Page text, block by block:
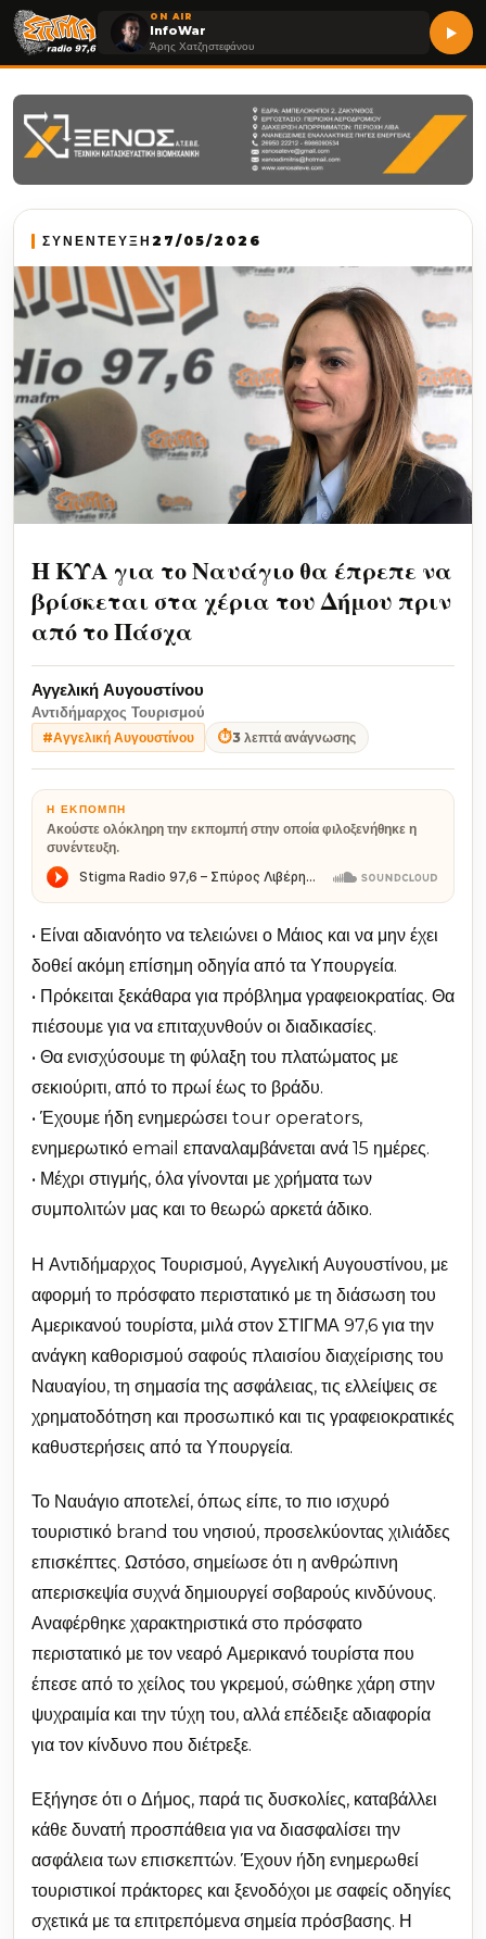
ON AIR
InfoWar
Άρης Χατζηστεφάνου
ΣΥΝΕΝΤΕΥΞΗ 27/05/2026
Η ΚΥΑ για το Ναυάγιο θα έπρεπε να
βρίσκεται στα χέρια του Δήμου πριν
από το Πάσχα
Αγγελική Αυγουστίνου
Αντιδήμαρχος Τουρισμού
#Αγγελική Αυγουστίνου ⏱3 λεπτά ανάγνωσης
Η ΕΚΠΟΜΠΉ
Ακούστε ολόκληρη την εκπομπή στην οποία φιλοξενήθηκε η
συνέντευξη.
• Είναι αδιανόητο να τελειώνει ο Μάιος και να μην έχει
δοθεί ακόμη επίσημη οδηγία από τα Υπουργεία.
• Πρόκειται ξεκάθαρα για πρόβλημα γραφειοκρατίας. Θα
πιέσουμε για να επιταχυνθούν οι διαδικασίες.
• Θα ενισχύσουμε τη φύλαξη του πλατώματος με
σεκιούριτι, από το πρωί έως το βράδυ.
• Έχουμε ήδη ενημερώσει tour operators,
ενημερωτικό email επαναλαμβάνεται ανά 15 ημέρες.
• Μέχρι στιγμής, όλα γίνονται με χρήματα των
συμπολιτών μας και το θεωρώ αρκετά άδικο.
Η Αντιδήμαρχος Τουρισμού, Αγγελική Αυγουστίνου, με
αφορμή το πρόσφατο περιστατικό με τη διάσωση του
Αμερικανού τουρίστα, μιλά στον ΣΤΙΓΜΑ 97,6 για την
ανάγκη καθορισμού σαφούς πλαισίου διαχείρισης του
Ναυαγίου, τη σημασία της ασφάλειας, τις ελλείψεις σε
χρηματοδότηση και προσωπικό και τις γραφειοκρατικές
καθυστερήσεις από τα Υπουργεία.
Το Ναυάγιο αποτελεί, όπως είπε, το πιο ισχυρό
τουριστικό brand του νησιού, προσελκύοντας χιλιάδες
επισκέπτες. Ωστόσο, σημείωσε ότι η ανθρώπινη
απερισκεψία συχνά δημιουργεί σοβαρούς κινδύνους.
Αναφέρθηκε χαρακτηριστικά στο πρόσφατο
περιστατικό με τον νεαρό Αμερικανό τουρίστα που
έπεσε από το χείλος του γκρεμού, σώθηκε χάρη στην
ψυχραιμία και την τύχη του, αλλά επέδειξε αδιαφορία
για τον κίνδυνο που διέτρεξε.
Εξήγησε ότι ο Δήμος, παρά τις δυσκολίες, καταβάλλει
κάθε δυνατή προσπάθεια για να διασφαλίσει την
ασφάλεια των επισκεπτών. Έχουν ήδη ενημερωθεί
τουριστικοί πράκτορες και ξενοδόχοι με σαφείς οδηγίες
σχετικά με τα επιτρεπόμενα σημεία πρόσβασης. Η